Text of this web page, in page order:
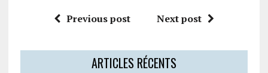
Previous post Next post
ARTICLES RÉCENTS